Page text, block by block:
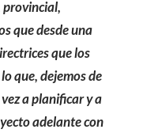
provincial,
que desde una
que los
que, dejemos de
a planificar y a
adelante con